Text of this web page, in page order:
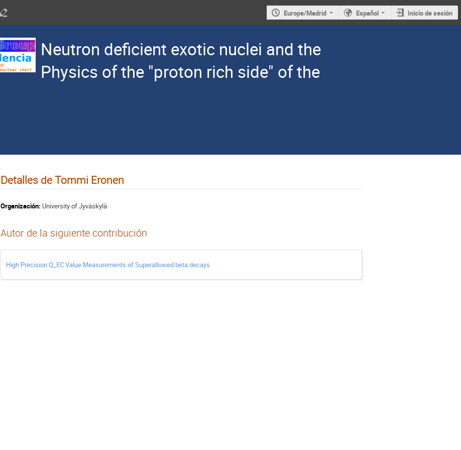
Europe/Madrid Español Inicio de sesión
Neutron deficient exotic nuclei and the
Physics of the "proton rich side" of the
Detalles de Tommi Eronen
Organización: University of Jyväskylä
Autor de la siguiente contribución
High Precision Q_EC Value Measurements of Superallowed beta decays